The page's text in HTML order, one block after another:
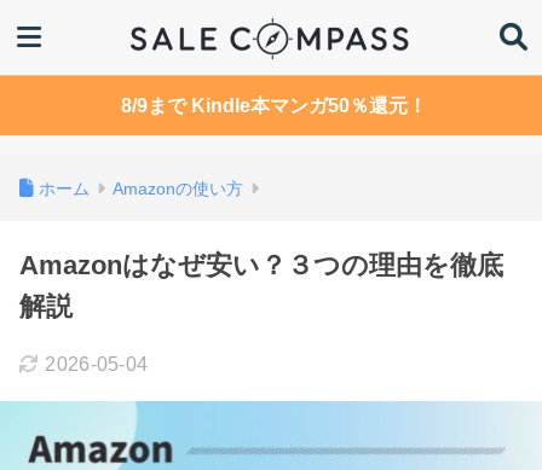
8/9まで Kindle本マンガ50％還元！
ホーム Amazonの使い方
Amazonはなぜ安い？３つの理由を徹底
解説
2026-05-04